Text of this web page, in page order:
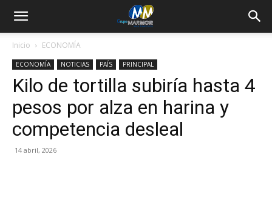
Inicio ECONOMÍA
ECONOMÍA NOTICIAS PAÍS PRINCIPAL
Kilo de tortilla subiría hasta 4
pesos por alza en harina y
competencia desleal
14 abril, 2026